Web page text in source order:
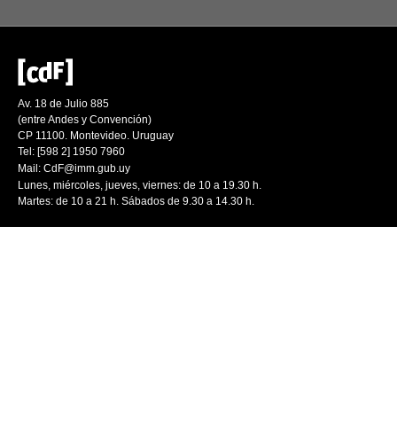
Av. 18 de Julio 885
(entre Andes y Convención)
CP 11100. Montevideo. Uruguay
Tel: [598 2] 1950 7960
Mail: CdF@imm.gub.uy
Lunes, miércoles, jueves, viernes: de 10 a 19.30 h.
Martes: de 10 a 21 h. Sábados de 9.30 a 14.30 h.